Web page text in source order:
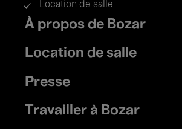
Location de salle
Footer
menu
À propos de Bozar
Location de salle
Presse
Travailler à Bozar